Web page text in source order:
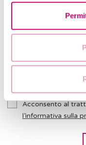
Acconsento al
l’informativa sulla